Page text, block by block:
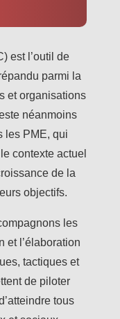
est l’outil de
parmi la
et organisations
néanmoins
les PME, qui
contexte actuel
de la
objectifs.
les
et l’élaboration
tactiques et
de piloter
tous